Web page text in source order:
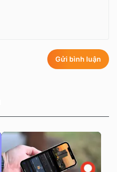
Gửi bình luận